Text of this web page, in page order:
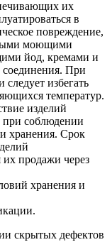
их
в
повреждение,
моющими
йод, кремами и
При
избегать
температур.
изделий
при соблюдении
хранения. Срок
их продажи через
хранения и
скрытых дефектов